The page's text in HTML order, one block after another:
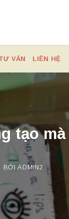
VẤN LIÊN HỆ
tạo
BỞIADMIN2